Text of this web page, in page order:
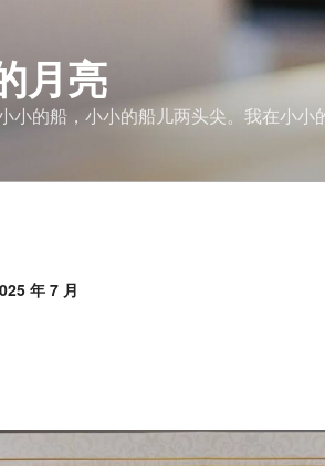
月亮
小的船，小小的船儿两头尖。我在小小
年 7 月